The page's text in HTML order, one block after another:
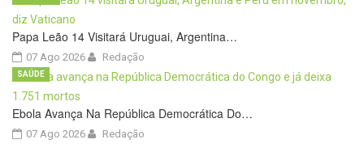
Papa Leão 14 Visitará Uruguai, Argentina…
07 Ago 2026 Redação
Ebola Avança Na República Democrática Do…
07 Ago 2026
SAÚDE
Redação